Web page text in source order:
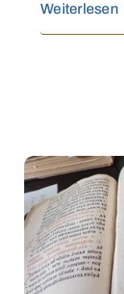
Weiterlesen